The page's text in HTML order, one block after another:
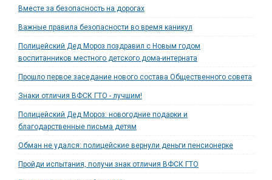
Вместе за безопасность на дорогах
Важные правила безопасности во время каникул
Полицейский Дед Мороз поздравил с Новым годом
воспитанников местного детского дома-интерната
Прошло первое заседание нового состава Общественного совета
Знаки отличия ВФСК ГТО - лучшим!
Полицейский Дед Мороз: новогодние подарки и
благодарственные письма детям
Обман не удался: полицейские вернули деньги пенсионерке
Пройди испытания, получи знак отличия ВФСК ГТО